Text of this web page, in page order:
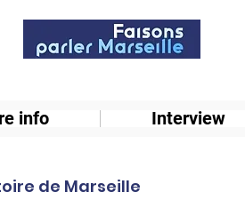
de Marseille
info Interview